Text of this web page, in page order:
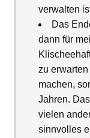
verwalten
Das
dann für
zu
machen,
Jahren.
vielen
sinnvolles